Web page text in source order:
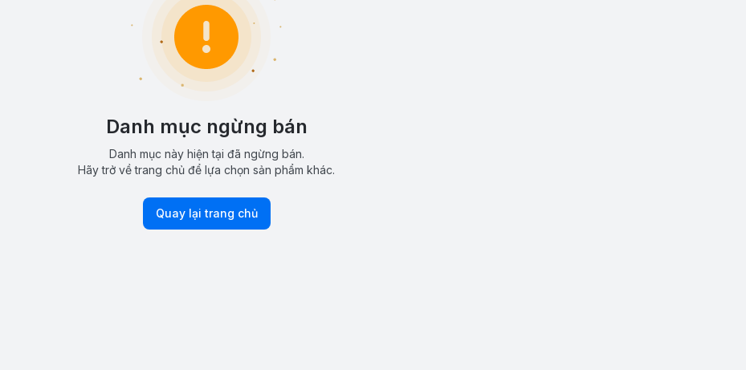
Danh mục ngừng bán
Danh mục này hiện tại đã ngừng bán.
Hãy trở về trang chủ để lựa chọn sản phẩm khác.
Quay lại trang chủ